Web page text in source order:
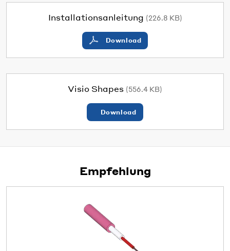
Installationsanleitung (226.8 KB)
Download
Visio Shapes (556.4 KB)
Download
Empfehlung